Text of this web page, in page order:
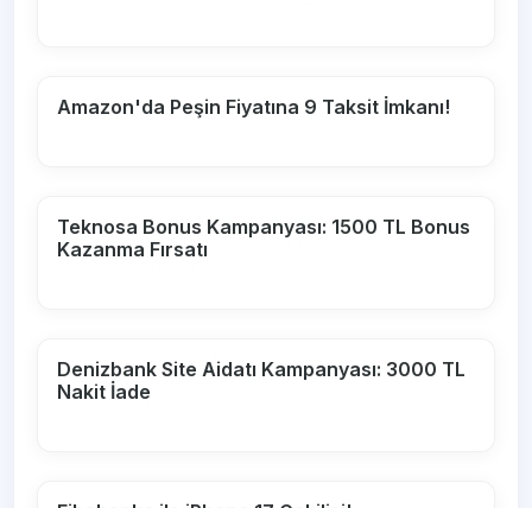
Amazon'da Peşin Fiyatına 9 Taksit İmkanı!
Teknosa Bonus Kampanyası: 1500 TL Bonus
Kazanma Fırsatı
Denizbank Site Aidatı Kampanyası: 3000 TL
Nakit İade